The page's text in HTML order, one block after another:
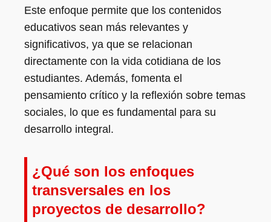
Este enfoque permite que los contenidos
educativos sean más relevantes y
significativos, ya que se relacionan
directamente con la vida cotidiana de los
estudiantes. Además, fomenta el
pensamiento crítico y la reflexión sobre temas
sociales, lo que es fundamental para su
desarrollo integral.
¿Qué son los enfoques
transversales en los
proyectos de desarrollo?